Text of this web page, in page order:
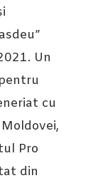
Un
cu
Pro
din